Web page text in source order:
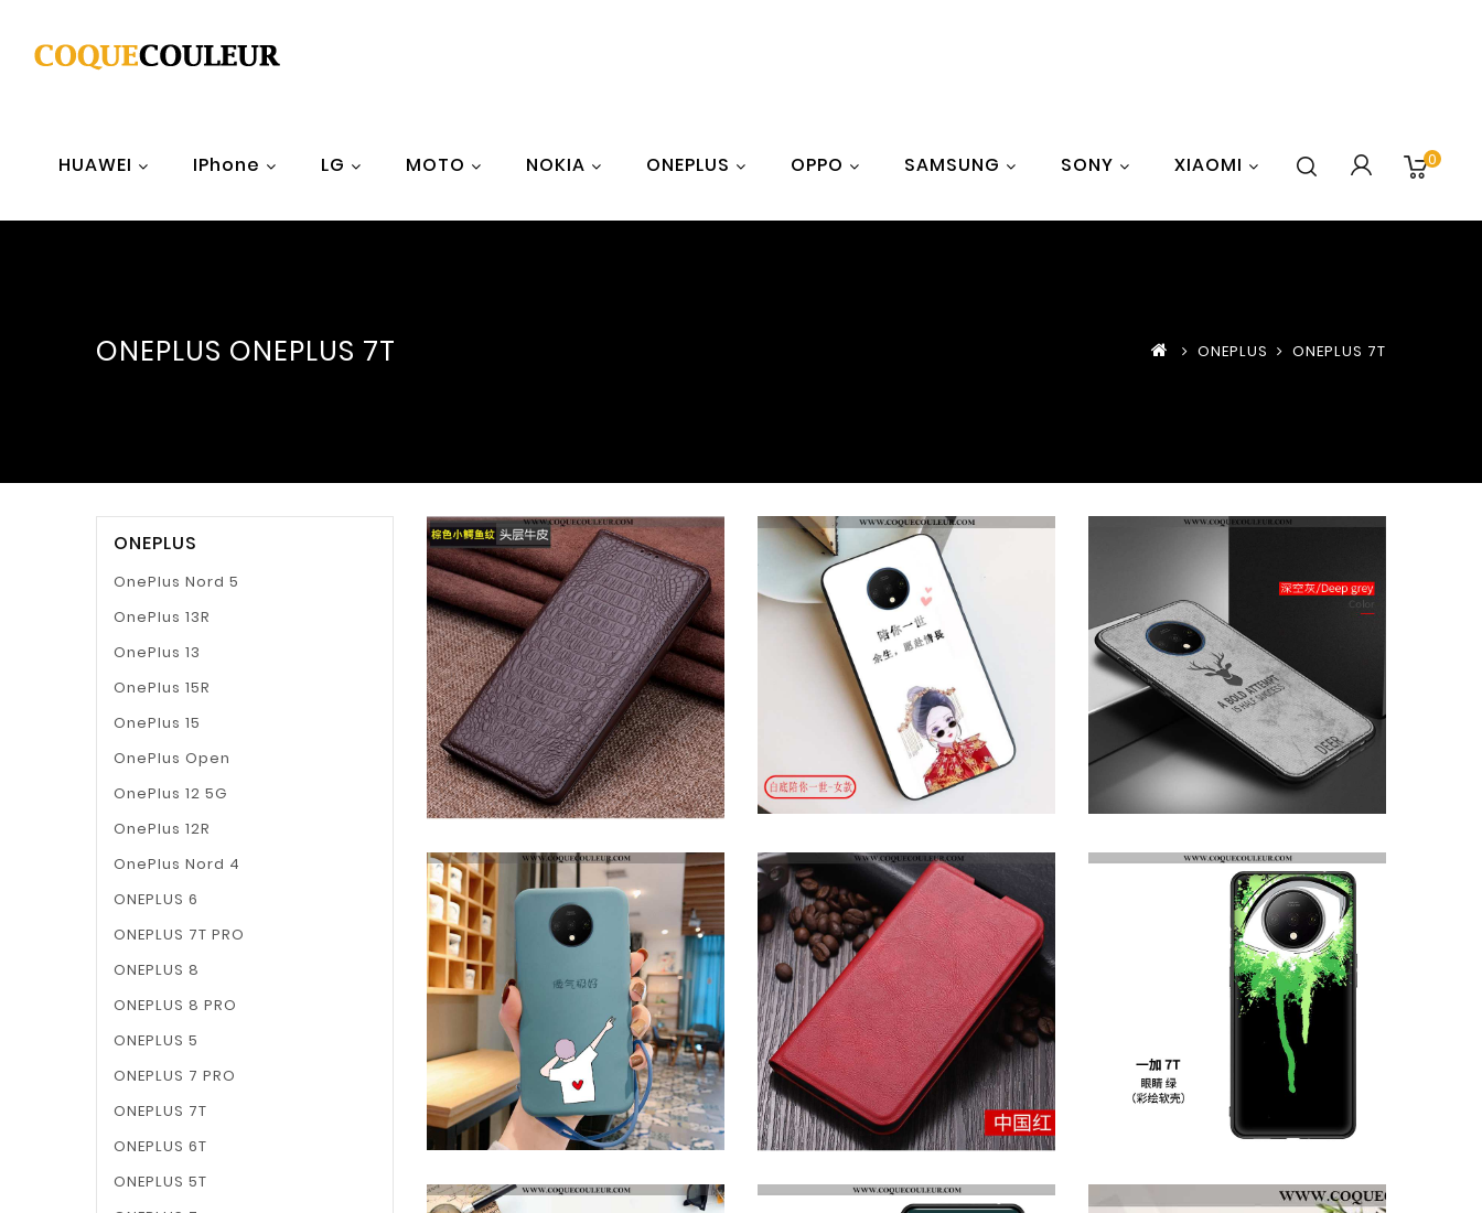
HUAWEI IPhone LG MOTO NOKIA ONEPLUS OPPO SAMSUNG SONY XIAOMI 0
ONEPLUS ONEPLUS 7T ONEPLUS ONEPLUS 7T
ONEPLUS
OnePlus Nord 5
OnePlus 13R
OnePlus 13
OnePlus 15R
OnePlus 15
OnePlus Open
OnePlus 12 5G
OnePlus 12R
OnePlus Nord 4
ONEPLUS 6
ONEPLUS 7T PRO
ONEPLUS 8
ONEPLUS 8 PRO
ONEPLUS 5
ONEPLUS 7 PRO
ONEPLUS 7T
ONEPLUS 6T
ONEPLUS 5T
ÉTUI ONEPLUS 7T CUIR VÉRITABLE MARRON BUSINESS, COQUE ONEPLUS 7T CUIR TOUT COMPRIS COQUE ONEPLUS 7T CRÉATIF NET ROUGE, HOUSSE ONEPLUS 7T TENDANCE VERRE BLANCHE COQUE ONEPLUS 7T SILICONE ÉTUI INCASSABLE, HOUSSE ONEPLUS 7T MODE TÉLÉPHONE PORTABLE GRIS
COQUE ONEPLUS 7T PERSONNALITÉ EN BOIS TENDANCE, HOUSSE ONEPLUS 7T CRÉATIF PEINTE À LA MAIN BLEU HOUSSE ONEPLUS 7T PORTEFEUILLE PORTABLE CARTE, ÉTUI ONEPLUS 7T CUIR COQUE ROUGE ÉTUI ONEPLUS 7T PROTECTION COQUE TÉLÉPHONE PORTABLE, ONEPLUS 7T VERRE VERTE